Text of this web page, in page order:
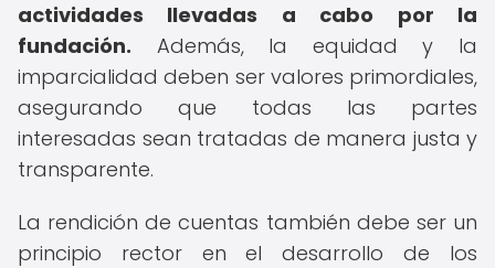
actividades llevadas a cabo por la
fundación. Además, la equidad y la
imparcialidad deben ser valores primordiales,
asegurando que todas las partes
interesadas sean tratadas de manera justa y
transparente.
La rendición de cuentas también debe ser un
principio rector en el desarrollo de los